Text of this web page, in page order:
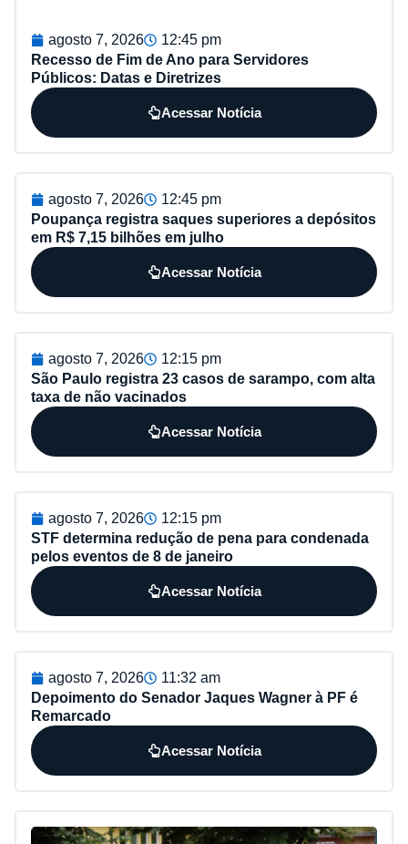
agosto 7, 2026
12:45 pm
Recesso de Fim de Ano para Servidores
Públicos: Datas e Diretrizes
Acessar Notícia
agosto 7, 2026
12:45 pm
Poupança registra saques superiores a depósitos
em R$ 7,15 bilhões em julho
Acessar Notícia
agosto 7, 2026
12:15 pm
São Paulo registra 23 casos de sarampo, com alta
taxa de não vacinados
Acessar Notícia
agosto 7, 2026
12:15 pm
STF determina redução de pena para condenada
pelos eventos de 8 de janeiro
Acessar Notícia
agosto 7, 2026
11:32 am
Depoimento do Senador Jaques Wagner à PF é
Remarcado
Acessar Notícia